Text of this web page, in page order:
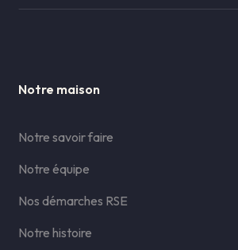
Notre maison
Notre savoir faire
Notre équipe
Nos démarches RSE
Notre histoire